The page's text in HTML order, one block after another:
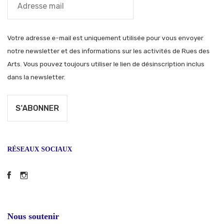
Votre adresse e-mail est uniquement utilisée pour vous envoyer
notre newsletter et des informations sur les activités de Rues des
Arts. Vous pouvez toujours utiliser le lien de désinscription inclus
dans la newsletter.
RÉSEAUX SOCIAUX
Facebook
Instagram
Nous soutenir